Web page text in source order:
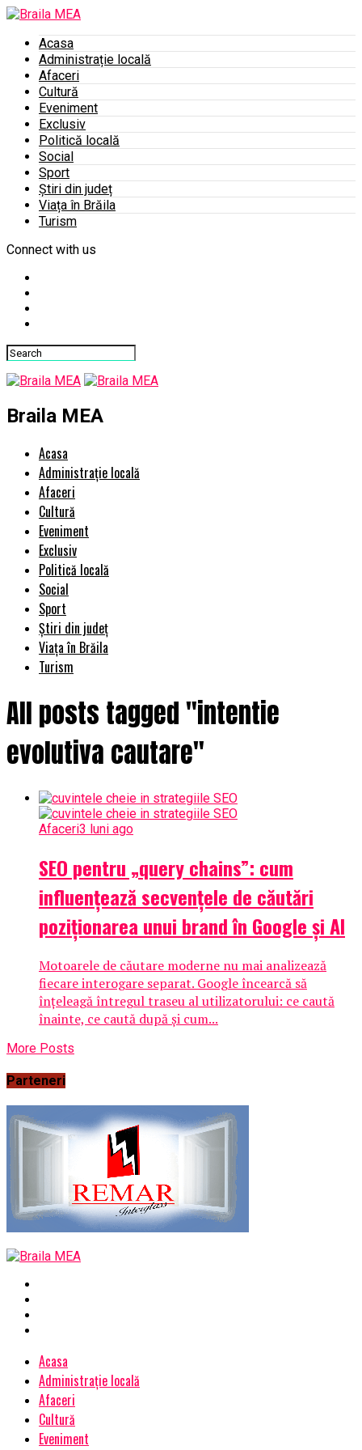
Acasa
Administrație locală
Afaceri
Cultură
Eveniment
Exclusiv
Politică locală
Social
Sport
Știri din județ
Viața în Brăila
Turism
Connect with us
Braila MEA
Acasa
Administrație locală
Afaceri
Cultură
Eveniment
Exclusiv
Politică locală
Social
Sport
Știri din județ
Viața în Brăila
Turism
All posts tagged "intentie
evolutiva cautare"
Afaceri3 luni ago
SEO pentru „query chains”: cum
influențează secvențele de căutări
poziționarea unui brand în Google și AI
Motoarele de căutare moderne nu mai analizează
fiecare interogare separat. Google încearcă să
înțeleagă întregul traseu al utilizatorului: ce caută
înainte, ce caută după și cum...
More Posts
Parteneri
Acasa
Administrație locală
Afaceri
Cultură
Eveniment